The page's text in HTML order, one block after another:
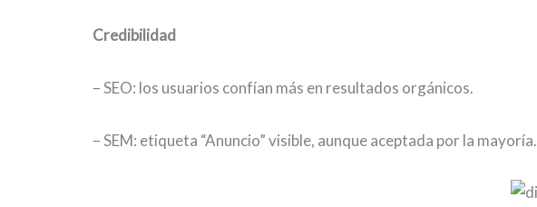
Credibilidad
– SEO: los usuarios confían más en resultados orgánicos.
– SEM: etiqueta “Anuncio” visible, aunque aceptada por la mayoría.